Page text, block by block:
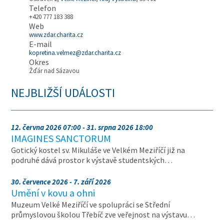
Telefon
+420 777 183 388
Web
www.zdar.charita.cz
E-mail
kopretina.velmez@zdar.charita.cz
Okres
Žďár nad Sázavou
NEJBLIŽŠÍ UDÁLOSTI
12. června 2026 07:00 - 31. srpna 2026 18:00
IMAGINES SANCTORUM
Gotický kostel sv. Mikuláše ve Velkém Meziříčí již na
podruhé dává prostor k výstavě studentských…
30. července 2026 - 7. září 2026
Umění v kovu a ohni
Muzeum Velké Meziříčí ve spolupráci se Střední
průmyslovou školou Třebíč zve veřejnost na výstavu…